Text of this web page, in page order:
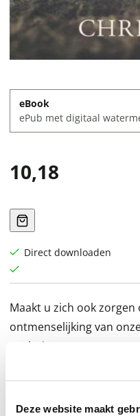
Deze website maakt
eBook
ePub met digitaal
10,18
Direct downloaden
Maakt u zich ook
ontmenselijking van
evolutie vast naar zwart-
onverdraagzaamheid
zowel in taalgebruik en
onderwijs en politiek.